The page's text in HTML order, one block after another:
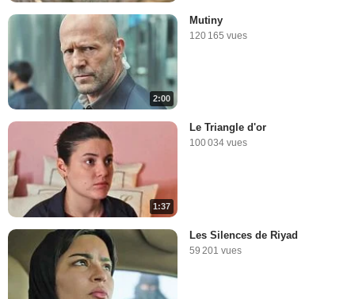
2:00
Mutiny
120 165 vues
1:37
Le Triangle d'or
100 034 vues
Les Silences de Riyad
59 201 vues